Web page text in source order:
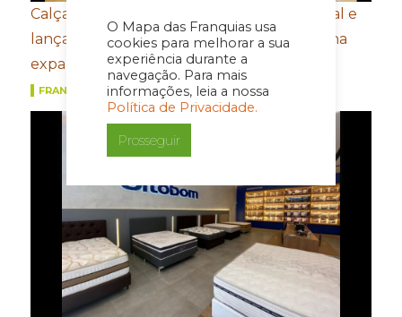
O Mapa das Franquias usa
cookies para melhorar a sua
experiência durante a
navegação. Para mais
informações, leia a nossa
Política de Privacidade.
Prosseguir
Calçados Bibi amplia presença internacional e
lança e-commerce em Honduras de olho na
expansão na América Central
FRANQUIAS